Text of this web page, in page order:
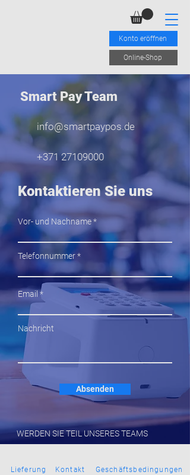
Konto eröffnen
Online-Shop
Smart Pay Team
info@smartpaypos.de
+371 27109000
Kontaktieren Sie uns
Vor- und Nachname
Telefonnummer
Email
Nachricht
Absenden
WERDEN SIE TEIL UNSERES TEAMS
Lieferung Kontakt Geschäftsbedingungen